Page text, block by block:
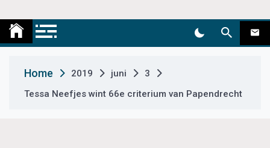
e
t
Medemblik Actueel
Home 2019 juni
3
Tessa Neefjes wint 66e criterium van Papendrecht